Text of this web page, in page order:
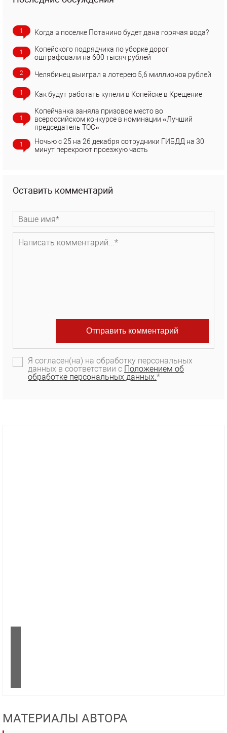
1 Когда в поселке Потанино будет дана горячая вода?
1
Копейского подрядчика по уборке дорог
оштрафовали на 600 тысяч рублей
2 Челябинец выиграл в лотерею 5,6 миллионов рублей
1 Как будут работать купели в Копейске в Крещение
1
Копейчанка заняла призовое место во
всероссийском конкурсе в номинации «Лучший
председатель ТОС»
1
Ночью с 25 на 26 декабря сотрудники ГИБДД на 30
минут перекроют проезжую часть
Оставить комментарий
Я согласен(на) на обработку персональных
данных в соответствии с Положением об
обработке персональных данных.*
МАТЕРИАЛЫ АВТОРА